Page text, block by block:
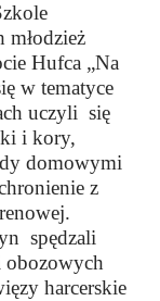
Hufca „Na
w tematyce
uczyli się
i kory,
domowymi
z
spędzali
obozowych
harcerskie